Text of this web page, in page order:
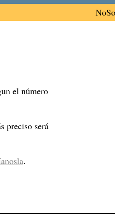
el número
preciso será
.